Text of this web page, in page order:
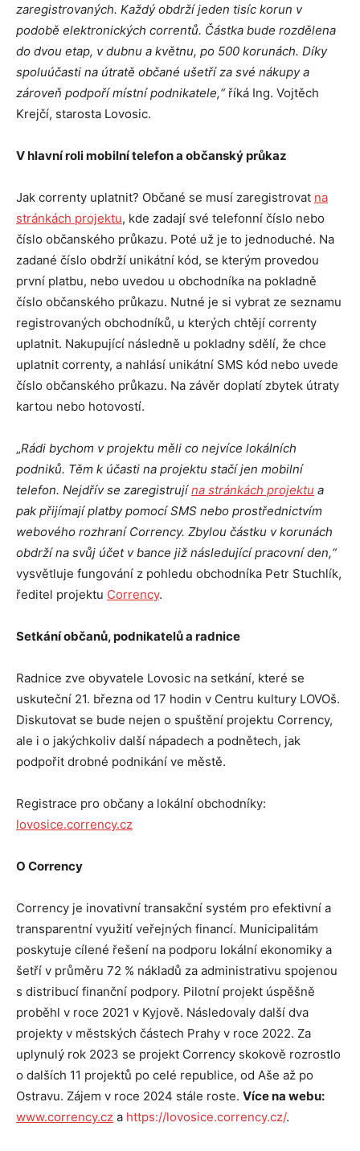
zaregistrovaných. Každý obdrží jeden tisíc korun v
podobě elektronických correntů. Částka bude rozdělena
do dvou etap, v dubnu a květnu, po 500 korunách. Díky
spoluúčasti na útratě občané ušetří za své nákupy a
zároveň podpoří místní podnikatele,“ říká Ing. Vojtěch
Krejčí, starosta Lovosic.
V hlavní roli mobilní telefon a občanský průkaz
Jak correnty uplatnit? Občané se musí zaregistrovat na
stránkách projektu, kde zadají své telefonní číslo nebo
číslo občanského průkazu. Poté už je to jednoduché. Na
zadané číslo obdrží unikátní kód, se kterým provedou
první platbu, nebo uvedou u obchodníka na pokladně
číslo občanského průkazu. Nutné je si vybrat ze seznamu
registrovaných obchodníků, u kterých chtějí correnty
uplatnit. Nakupující následně u pokladny sdělí, že chce
uplatnit correnty, a nahlásí unikátní SMS kód nebo uvede
číslo občanského průkazu. Na závěr doplatí zbytek útraty
kartou nebo hotovostí.
„Rádi bychom v projektu měli co nejvíce lokálních
podniků. Těm k účasti na projektu stačí jen mobilní
telefon. Nejdřív se zaregistrujína stránkách projektu a
pak přijímají platby pomocí SMS nebo prostřednictvím
webového rozhraní Corrency. Zbylou částku v korunách
obdrží na svůj účet v bance již následující pracovní den,“
vysvětluje fungování z pohledu obchodníka Petr Stuchlík,
ředitel projektu Corrency.
Setkání občanů, podnikatelů a radnice
Radnice zve obyvatele Lovosic na setkání, které se
uskuteční 21. března od 17 hodin v Centru kultury LOVOš.
Diskutovat se bude nejen o spuštění projektu Corrency,
ale i o jakýchkoliv další nápadech a podnětech, jak
podpořit drobné podnikání ve městě.
Registrace pro občany a lokální obchodníky:
lovosice.corrency.cz
O Corrency
Corrency je inovativní transakční systém pro efektivní a
transparentní využití veřejných financí. Municipalitám
poskytuje cílené řešení na podporu lokální ekonomiky a
šetří v průměru 72 % nákladů za administrativu spojenou
s distribucí finanční podpory. Pilotní projekt úspěšně
proběhl v roce 2021 v Kyjově. Následovaly další dva
projekty v městských částech Prahy v roce 2022. Za
uplynulý rok 2023 se projekt Corrency skokově rozrostlo
o dalších 11 projektů po celé republice, od Aše až po
Ostravu. Zájem v roce 2024 stále roste. Více na webu:
www.corrency.cz a https://lovosice.corrency.cz/.